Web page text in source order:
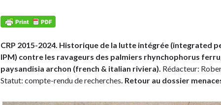
CRP 2015-2024. Historique de la lutte intégrée (integrated
IPM) contre les ravageurs des palmiers rhynchophorus
paysandisia archon (french & italian riviera). Rédacteur:
Statut: compte-rendu de recherches. Retour au dossier